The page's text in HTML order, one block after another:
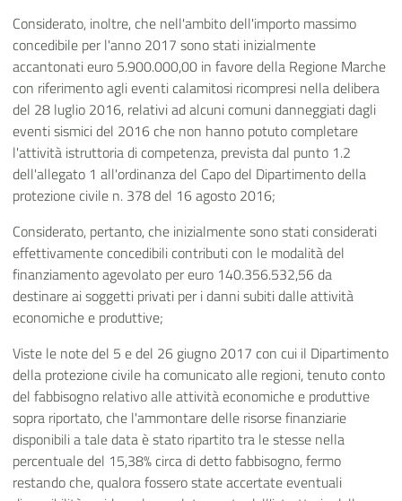
Considerato, inoltre, che nell'ambito dell'importo massimo
concedibile per l'anno 2017 sono stati inizialmente
accantonati euro 5.900.000,00 in favore della Regione Marche
con riferimento agli eventi calamitosi ricompresi nella delibera
del 28 luglio 2016, relativi ad alcuni comuni danneggiati dagli
eventi sismici del 2016 che non hanno potuto completare
l'attività istruttoria di competenza, prevista dal punto 1.2
dell'allegato 1 all'ordinanza del Capo del Dipartimento della
protezione civile n. 378 del 16 agosto 2016;
Considerato, pertanto, che inizialmente sono stati considerati
effettivamente concedibili contributi con le modalità del
finanziamento agevolato per euro 140.356.532,56 da
destinare ai soggetti privati per i danni subiti dalle attività
economiche e produttive;
Viste le note del 5 e del 26 giugno 2017 con cui il Dipartimento
della protezione civile ha comunicato alle regioni, tenuto conto
del fabbisogno relativo alle attività economiche e produttive
sopra riportato, che l'ammontare delle risorse finanziarie
disponibili a tale data è stato ripartito tra le stesse nella
percentuale del 15,38% circa di detto fabbisogno, fermo
restando che, qualora fossero state accertate eventuali